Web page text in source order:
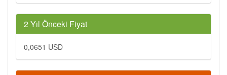
2 Yıl Önceki Fiyat
0,0651 USD